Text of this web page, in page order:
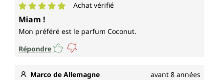
Note moyenne de 5 sur 5 étoiles
Achat vérifié
Miam !
Mon préféré est le parfum Coconut.
Répondre
Marco de Allemagne avant 8 années